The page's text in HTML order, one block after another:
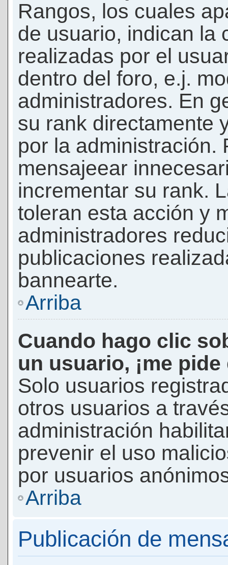
Rangos, los cuales
de usuario, indican la
realizadas por el
dentro del foro, e.j.
administradores. En
su rank directamente
por la administración.
mensajeear
incrementar su rank.
toleran esta acción y
administradores
publicaciones
bannearte.
Arriba
Cuando hago clic
un usuario, ¡me
Solo usuarios
otros usuarios a
administración
prevenir el uso
por usuarios
Arriba
Publicación de